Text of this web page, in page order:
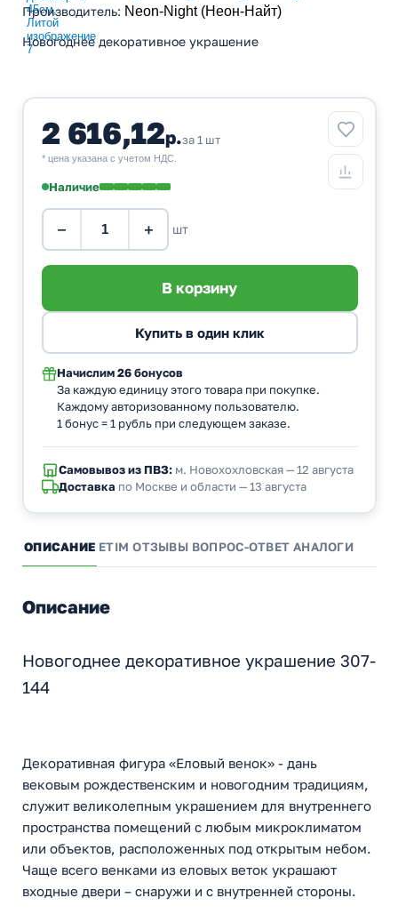
Производитель: Neon-Night (Неон-Найт)
Новогоднее декоративное украшение
2 616,12р.за 1 шт
* цена указана с учетом НДС.
Наличие
− + шт
Начислим 26 бонусов
За каждую единицу этого товара при покупке.
Каждому авторизованному пользователю.
1 бонус = 1 рубль при следующем заказе.
Самовывоз из ПВЗ:м. Новохохловская — 12 августа
Доставка по Москве и области — 13 августа
ОПИСАНИЕ ETIM ОТЗЫВЫ ВОПРОС-ОТВЕТ АНАЛОГИ
Описание
Новогоднее декоративное украшение 307-
144
Декоративная фигура «Еловый венок» - дань
вековым рождественским и новогодним традициям,
служит великолепным украшением для внутреннего
пространства помещений с любым микроклиматом
или объектов, расположенных под открытым небом.
Чаще всего венками из еловых веток украшают
входные двери – снаружи и с внутренней стороны.